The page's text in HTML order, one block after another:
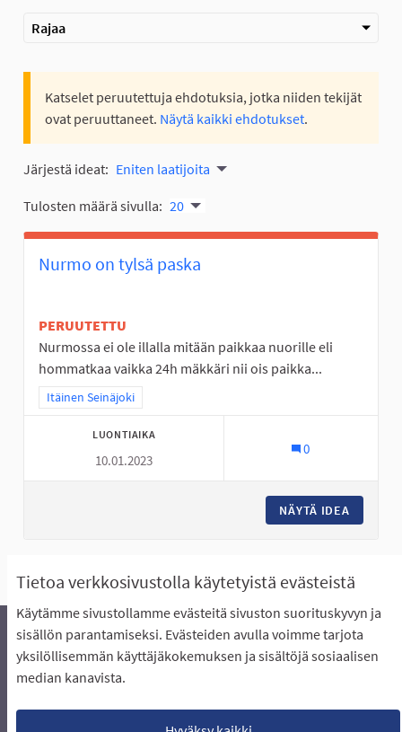
Tietoa verkkosivustolla käytetyistä evästeistä
Käytämme sivustollamme evästeitä sivuston suorituskyvyn ja
sisällön parantamiseksi. Evästeiden avulla voimme tarjota
yksilöllisemmän käyttäjäkokemuksen ja sisältöjä sosiaalisen
median kanavista.
Rajaa
Katselet peruutettuja ehdotuksia, jotka niiden tekijät
ovat peruuttaneet. Näytä kaikki ehdotukset.
Järjestä ideat: Eniten laatijoita
Tulosten määrä sivulla: 20
Nurmo on tylsä paska
PERUUTETTU
Nurmossa ei ole illalla mitään paikkaa nuorille eli
hommatkaa vaikka 24h mäkkäri nii ois paikka...
Rajaa tulokset teeman mukaan: Itäinen Seinäjoki
Itäinen Seinäjoki
LUONTIAIKA
10.01.2023
0
NÄYTÄ IDEA
Näytä kaikki ehdotukset
Äänestyksen pikaohjeet
Usein kysytyt kysymykset
Näin äänestät Asukasbudjetissa
Lataa avoimet datatiedostot